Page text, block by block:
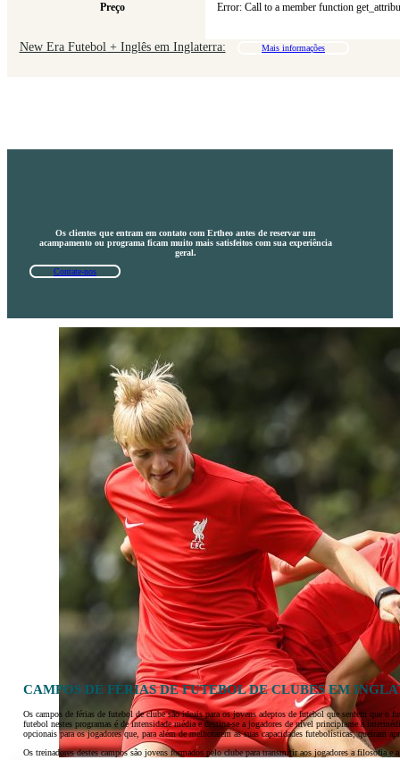
Preço Error: Call to a member function
New Era Futebol + Inglês em Inglaterra: Mais informações
Os clientes que entram em contato com Ertheo antes de reservar um
acampamento ou programa ficam muito mais satisfeitos com sua experiência
geral.
Contate-nos
CAMPOS DE FÉRIAS DE FUTEBOL DE CLUBES EM
Os campos de férias de futebol de clube são ideais para os jovens adeptos de futebol que sentem que
futebol nestes programas é de intensidade média e destina-se a jogadores de nível principiante a
opcionais para os jogadores que, para além de melhorarem as suas capacidades futebolísticas, queiram
Os treinadores destes campos são jovens formados pelo clube para transmitir aos jogadores a filosofia